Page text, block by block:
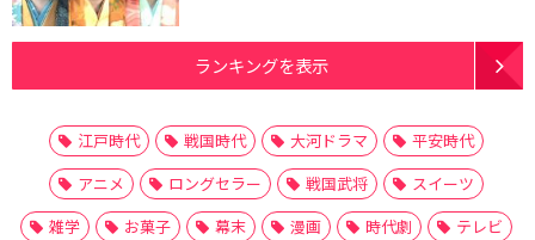
ランキングを表示
江戸時代 戦国時代 大河ドラマ
平安時代
アニメ
ロングセラー 戦国武将
スイーツ
雑学
お菓子 幕末 漫画 時代劇
テレビ